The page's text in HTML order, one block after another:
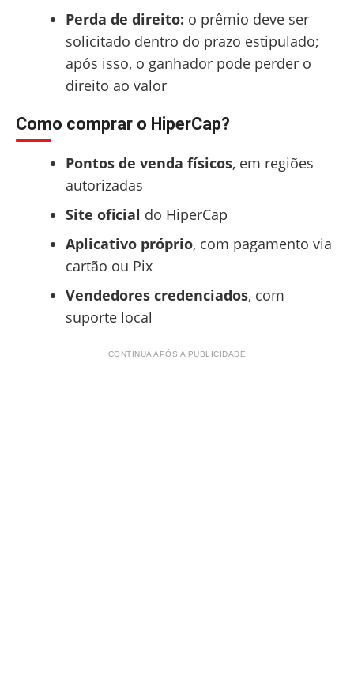
Perda de direito: o prêmio deve ser
solicitado dentro do prazo estipulado;
após isso, o ganhador pode perder o
direito ao valor
Como comprar o HiperCap?
Pontos de venda físicos, em regiões
autorizadas
Site oficial do HiperCap
Aplicativo próprio, com pagamento via
cartão ou Pix
Vendedores credenciados, com
suporte local
CONTINUA APÓS A PUBLICIDADE